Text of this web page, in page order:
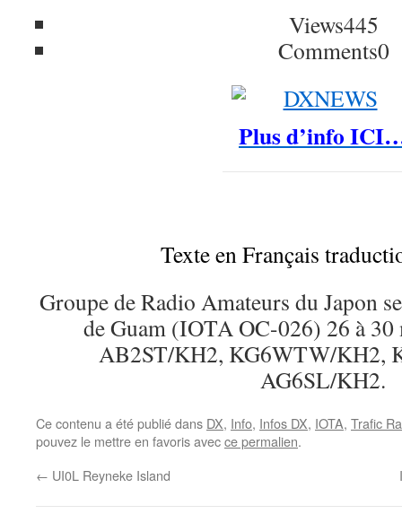
Views445
Comments0
Plus d’info
Texte en Français
Groupe de Radio Amateurs du Japon
de Guam (IOTA OC-026) 26 à 30
AB2ST/KH2, KG6WTW/KH2,
AG6SL/KH2.
Ce contenu a été publié dans DX, Info, Infos DX, IOTA, Trafic
pouvez le mettre en favoris avecce permalien.
← UI0L Reyneke Island